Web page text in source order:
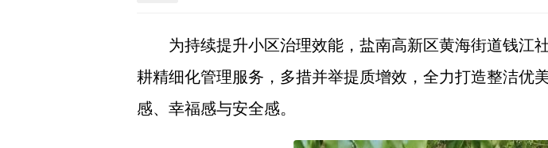
为持续提升小区治理效能，盐南高新区黄海街道钱江
耕精细化管理服务，多措并举提质增效，全力打造整洁优
感、幸福感与安全感。